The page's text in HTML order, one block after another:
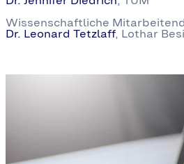
Wissenschaftliche
Dr. Leonard Tetzlaff, Lothar